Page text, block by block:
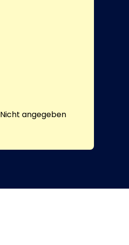
Nicht angegeben